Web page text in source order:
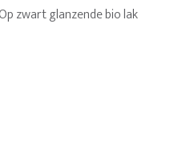
zwart glanzende bio lak